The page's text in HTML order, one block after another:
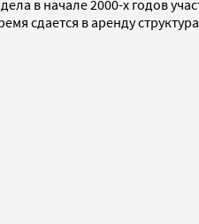
в начале 2000-х годов
сдается в аренду